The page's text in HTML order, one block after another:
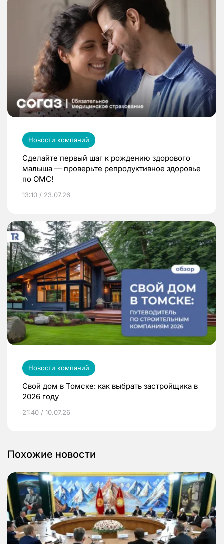
Новости компаний
Сделайте первый шаг к рождению здорового
малыша — проверьте репродуктивное здоровье
по ОМС!
13:10 / 23.07.26
Новости компаний
Свой дом в Томске: как выбрать застройщика в
2026 году
21:40 / 10.07.26
Похожие новости